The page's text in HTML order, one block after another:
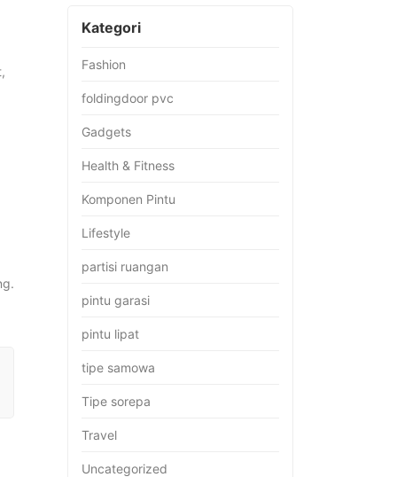
Kategori
Fashion
foldingdoor pvc
Gadgets
Health & Fitness
Komponen Pintu
Lifestyle
partisi ruangan
pintu garasi
pintu lipat
tipe samowa
Tipe sorepa
Travel
Uncategorized